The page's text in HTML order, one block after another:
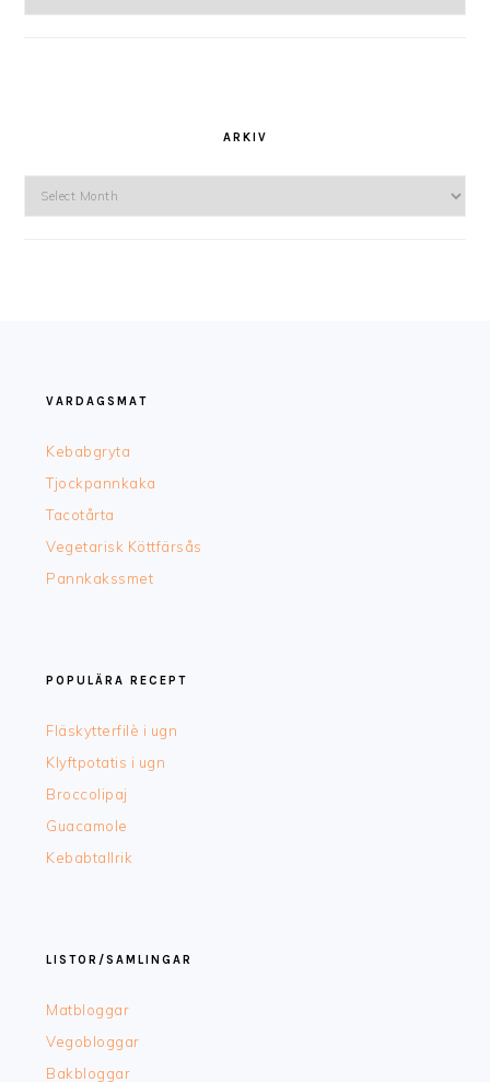
ARKIV
Arkiv
VARDAGSMAT
Kebabgryta
Tjockpannkaka
Tacotårta
Vegetarisk Köttfärsås
Pannkakssmet
POPULÄRA RECEPT
Fläskytterfilè i ugn
Klyftpotatis i ugn
Broccolipaj
Guacamole
Kebabtallrik
LISTOR/SAMLINGAR
Matbloggar
Vegobloggar
Bakbloggar